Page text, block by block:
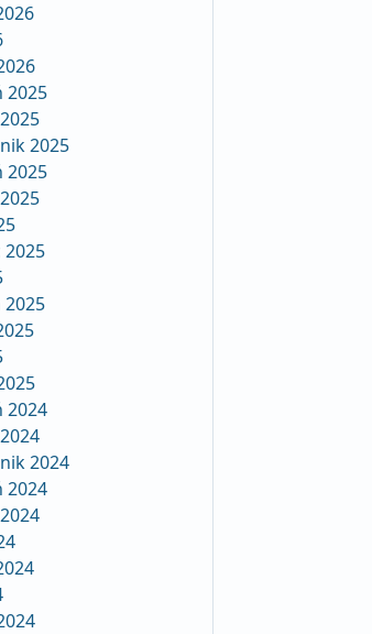
2025
2025
2025
2024
2024
2024